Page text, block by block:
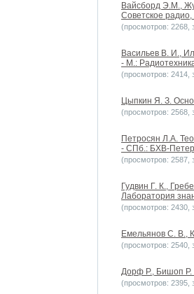
Вайсборд Э.М.,
Советское
(просмотров: 2268,
Васильев В. И.,
- М.:
(просмотров: 2414,
Цыпкин Я. З.
(просмотров: 2568,
Петросян Л.А.
- СПб.: БХВ-
(просмотров: 2587,
Гудвин Г. К.,
Лаборатория
(просмотров: 2430,
Емельянов С. В.,
(просмотров: 2540,
Дорф Р., Бишоп Р.
(просмотров: 2395,